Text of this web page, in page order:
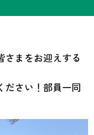
まをお迎えする
ださい！部員一同